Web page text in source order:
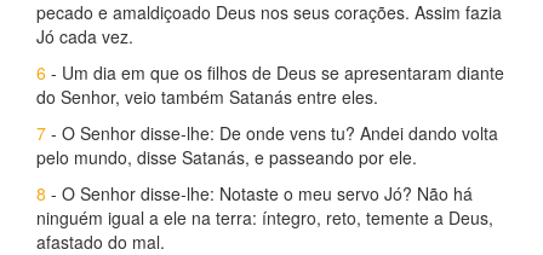
pecado e amaldiçoado Deus nos seus corações. Assim fazia
Jó cada vez.
6 - Um dia em que os filhos de Deus se apresentaram diante
do Senhor, veio também Satanás entre eles.
7 - O Senhor disse-lhe: De onde vens tu? Andei dando volta
pelo mundo, disse Satanás, e passeando por ele.
8 - O Senhor disse-lhe: Notaste o meu servo Jó? Não há
ninguém igual a ele na terra: íntegro, reto, temente a Deus,
afastado do mal.